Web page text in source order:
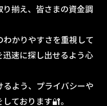
揃え、皆さまの資金調
かりやすさを重視して
速に探し出せるよう心
よう、プライバシーや
ております🔐。